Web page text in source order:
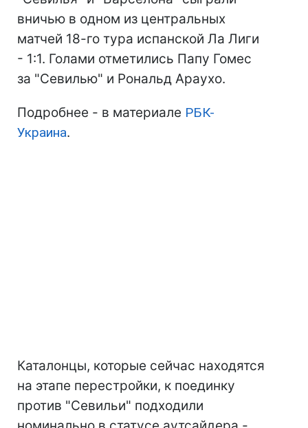
вничью в одном из центральных
матчей 18-го тура испанской Ла Лиги
- 1:1. Голами отметились Папу Гомес
за "Севилью" и Рональд Араухо.
Подробнее - в материале РБК-
Украина.
Каталонцы, которые сейчас находятся
на этапе перестройки, к поединку
против "Севильи" подходили